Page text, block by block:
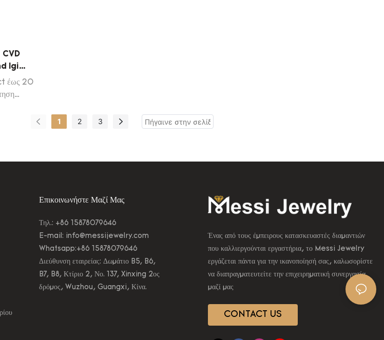
CVD
Igi
ct έως 20
1 2 3
Επικοινωνήστε Μαζί Μας
Τηλ.: +86 15878079646
E-mail: info@messijewelry.com
Whatsapp:+86 15878079646
Διεύθυνση εταιρείας: Δωμάτιο B5, B6,
B7, B8, Κτίριο 2, Νο. 137, Xinxing 2ος
δρόμος, Wuzhou, Guangxi, Κίνα.
Ένας από τους έμπειρους κατασκευαστές διαμαντιών
που καλλιεργούνται εργαστήρια, το Messi Jewelry
εργάζεται πάντα για την ικανοποίησή σας, καλωσορίστε
να διαπραγματευτείτε την επιχειρηματική συνεργασία
μαζί μας
CONTACT US